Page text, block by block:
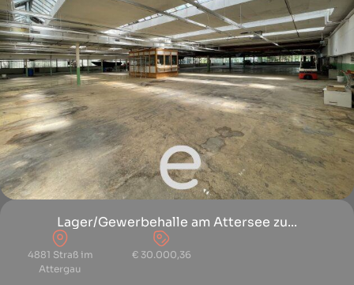
Lager/Gewerbehalle am Attersee zu...
4881 Straß im
Attergau
€ 30.000,36